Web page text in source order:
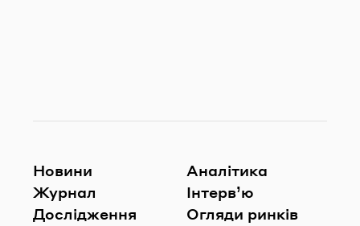
Новини
Журнал
Дослідження
Аналітика
Інтерв’ю
Огляди ринків